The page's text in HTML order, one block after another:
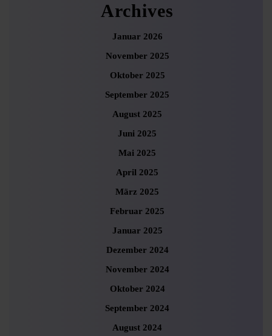
Archives
Januar 2026
November 2025
Oktober 2025
September 2025
August 2025
Juni 2025
Mai 2025
April 2025
März 2025
Februar 2025
Januar 2025
Dezember 2024
November 2024
Oktober 2024
September 2024
August 2024